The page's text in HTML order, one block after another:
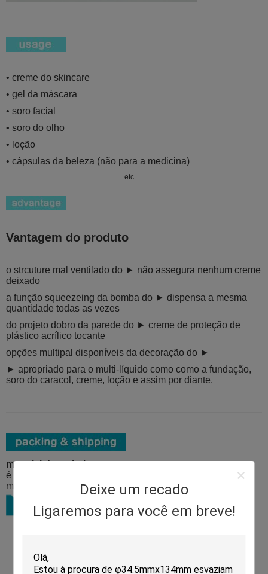
Deixe um recado
Ligaremos para você em breve!
• creme do skincare
• gel da máscara
• soro facial
• soro do olho
• loção
• cápsulas da beleza (não para a medicina)
................................................................. etc.
Vantagem do produto
o strcuture mal ventilado do ► não assegura nenhum creme
deixado
a função squeezeing da bomba do ► dispensa a mesma
quantidade todas as vezes
do projeto dobro da parede do ► creme de proteção de
plástico acrílico tocante
opções multipal disponíveis da decoração do ►
► apropriado para o multi-líquido como como a fundação,
soro do caracol, creme, loção e assim por diante.
material de embalagem:
é amarrado cinco caixas da exportação da camada com
materiais da espuma e serviço extra da pálete disponível